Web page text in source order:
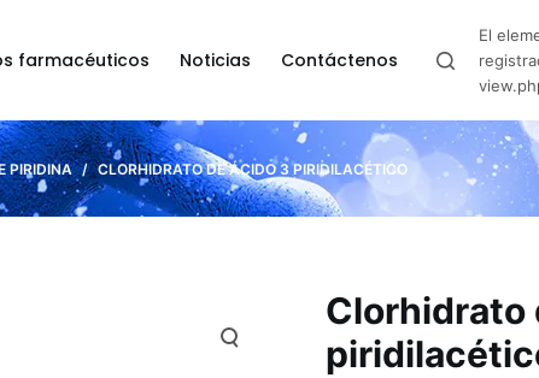
farmacéuticos Noticias Contáctenos
El
PIRIDINA / CLORHIDRATO DE ÁCIDO 3 PIRIDILACÉTICO
Clorhidrato